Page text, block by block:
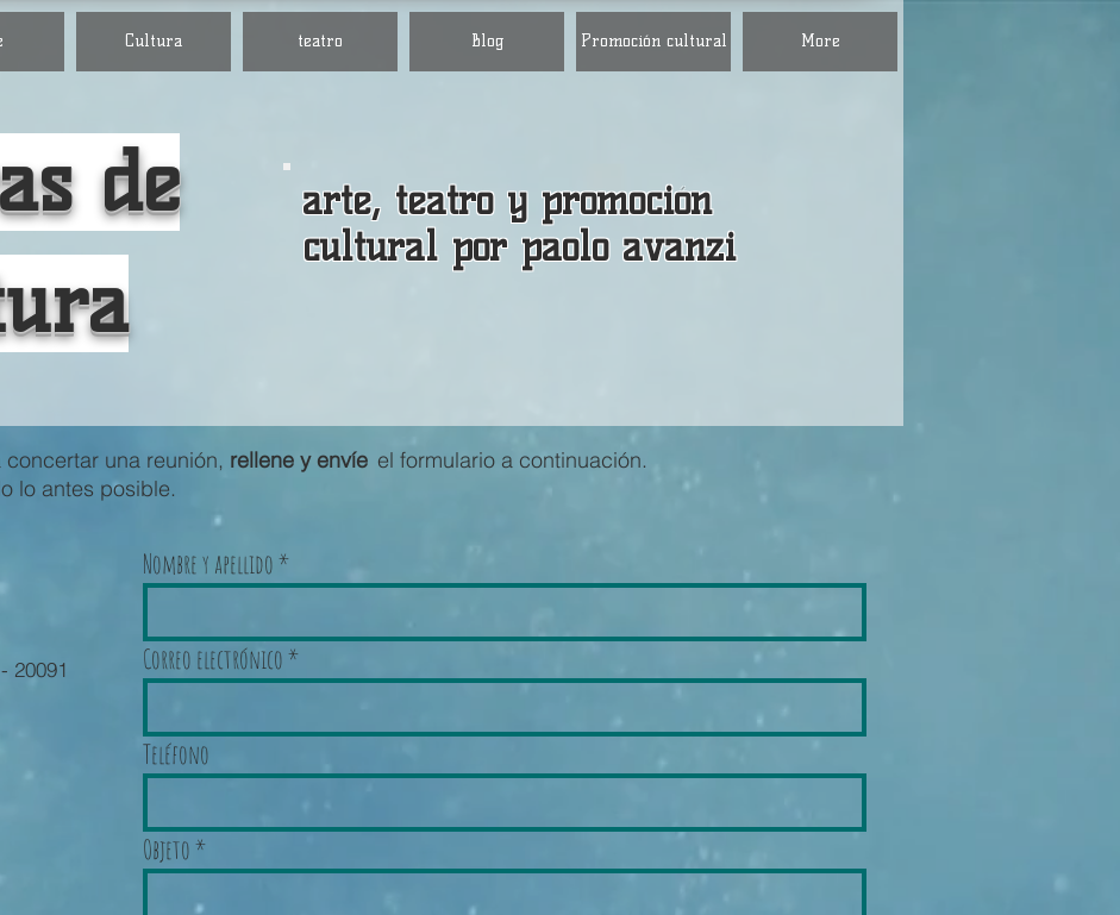
Cultura teatro Blog Promoción cultural More
de
arte, teatro y promoción
cultural por paolo avanzi
concertar una reunión, rellene y envíe el formulario a continuación.
lo antes posible.
20091
Nombre y apellido
Correo electrónico
Teléfono
Objeto